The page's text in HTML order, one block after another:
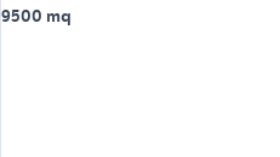
9500 mq